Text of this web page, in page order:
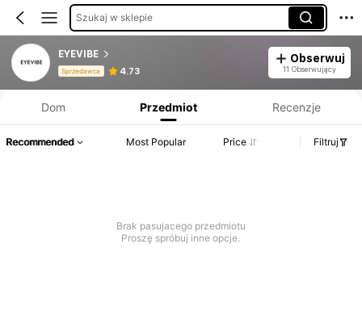
Szukaj w sklepie
EYEVIBE
Sprzedawca 4.73
Obserwuj
11 Obserwujący
Dom Przedmiot Recenzje
Recommended Most Popular Price Filtruj
Brak pasujacego przedmiotu
Proszę spróbuj inne opcje.